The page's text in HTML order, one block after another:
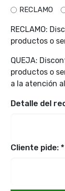
RECLAMO
RECLAMO:
productos o
QUEJA:
productos o
a la atención
Detalle del
Cliente pide: *